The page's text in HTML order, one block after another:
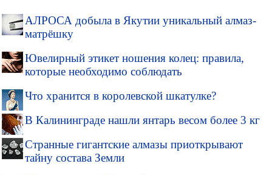
АЛРОСА добыла в Якутии уникальный алмаз-
матрёшку
Ювелирный этикет ношения колец: правила,
которые необходимо соблюдать
Что хранится в королевской шкатулке?
В Калининграде нашли янтарь весом более 3 кг
Странные гигантские алмазы приоткрывают
тайну состава Земли